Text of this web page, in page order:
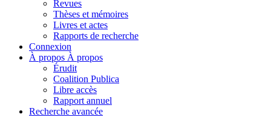
Revues
Thèses et mémoires
Livres et actes
Rapports de recherche
Connexion
À propos À propos
Érudit
Coalition Publica
Libre accès
Rapport annuel
Recherche avancée